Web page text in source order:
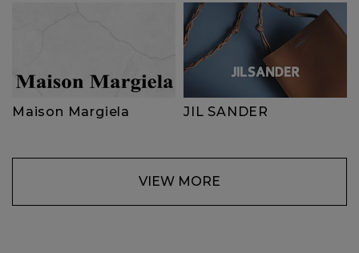
Maison Margiela JIL SANDER
VIEW MORE